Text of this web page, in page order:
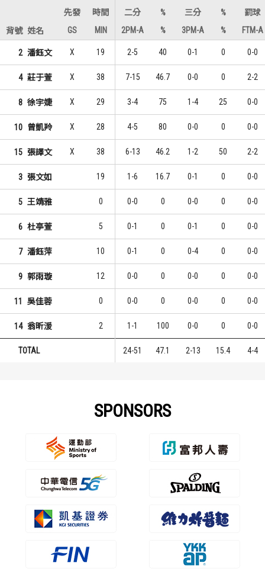
先發
時間 二分 % 三分 %
罰球
背號 姓名 GS MIN 2PM-A % 3PM-A % FTM-A
2 潘鈺文 X 19 2-5 40 0-1 0 0-0
4 莊于萱 X 38 7-15 46.7 0-0 0 2-2
8 徐宇婕 X 29 3-4 75 1-4 25 0-0
10 曾凱羚 X 28 4-5 80 0-0 0 0-0
15 張譯文 X 38 6-13 46.2 1-2 50 2-2
3 張文如 19 1-6 16.7 0-1 0 0-0
5 王靖雅 0 0-0 0 0-0 0 0-0
6 杜亭萱 5 0-1 0 0-1 0 0-0
7 潘鈺萍 10 0-1 0 0-4 0 0-0
9 郭雨璇 12 0-0 0 0-0 0 0-0
11 吳佳蓉 0 0-0 0 0-0 0 0-0
14 翁昕湲 2 1-1 100 0-0 0 0-0
TOTAL 24-51 47.1 2-13 15.4 4-4
SPONSORS